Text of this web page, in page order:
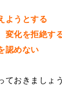
ようとする
変化を拒絶す
認めない
ておきましょ